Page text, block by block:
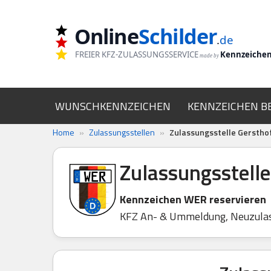
OnlineSchilder.de
FREIER KFZ-ZULASSUNGSSERVICE made by Kennzeichen
WUNSCHKENNZEICHEN KENNZEICHEN
Home » Zulassungsstellen » Zulassungsstelle
Kennzeichen WER reservieren
KFZ An- & Ummeldung,